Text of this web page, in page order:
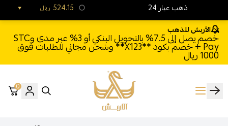
الأربش للذهب
خصم يصل إلى 7.5% بالتحويل البنكي أو 3% عبر مدى وSTC
Pay + خصم بكود **X123** وشحن مجاني للطلبات فوق
1000 ريال
الأربش للذهب
0
24 ذهب عيار ريال 524.15